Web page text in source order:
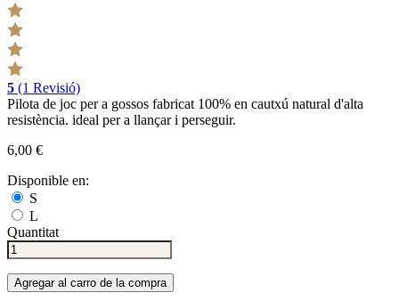
5 (1 Revisió)
Pilota de joc per a gossos fabricat 100% en cautxú natural d'alta
resistència. ideal per a llançar i perseguir.
6,00 €
Disponible en:
S
L
Quantitat
Agregar al carro de la compra